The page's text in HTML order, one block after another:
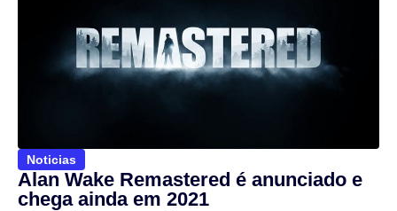
Noticias
Alan Wake Remastered é anunciado e
chega ainda em 2021